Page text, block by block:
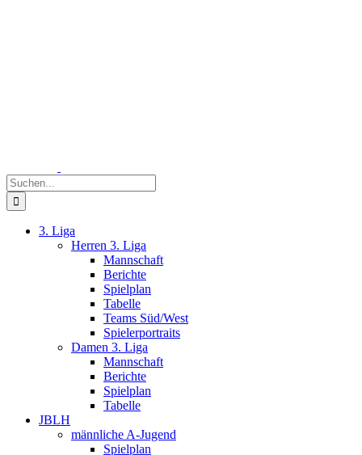
Suche
nach:
3. Liga
Herren 3. Liga
Mannschaft
Berichte
Spielplan
Tabelle
Teams Süd/West
Spielerportraits
Damen 3. Liga
Mannschaft
Berichte
Spielplan
Tabelle
JBLH
männliche A-Jugend
Spielplan